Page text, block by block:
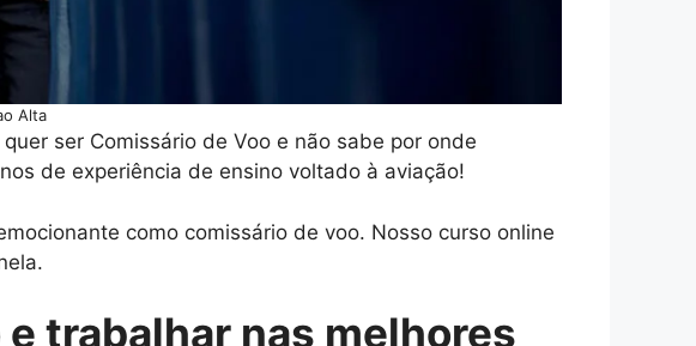
Alta
ser Comissário de Voo e não sabe por onde
de experiência de ensino voltado à aviação!
como comissário de voo. Nosso curso online
trabalhar nas melhores